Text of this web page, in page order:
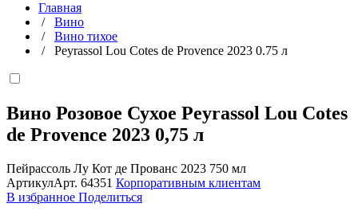
Главная
/ Вино
/ Вино тихое
/ Peyrassol Lou Cotes de Provence 2023 0.75 л
Вино Розовое Сухое Peyrassol Lou Cotes
de Provence 2023 0,75 л
Пейрассоль Лу Кот де Прованс 2023 750 мл
АртикулАрт. 64351 Корпоративным клиентам
В избранное Поделиться